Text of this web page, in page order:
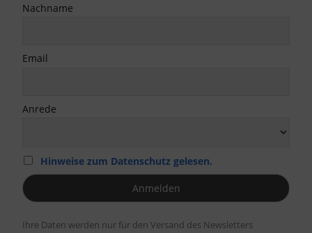
Nachname
Email
Anrede
Hinweise zum Datenschutz gelesen.
Ihre Daten werden nur für den Versand des Newsletters